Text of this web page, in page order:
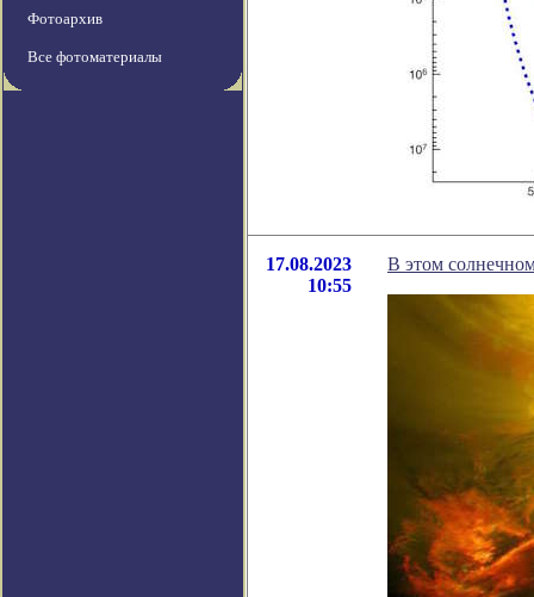
Фотоархив
Все фотоматериалы
17.08.2023
10:55
В этом